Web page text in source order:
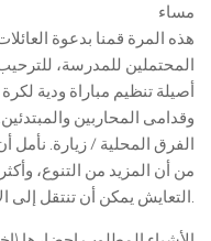
مساء
هذه المرة قمنا بدعوة
المحتملين للمدرسة،
أصيلة تنظيم مباراة ودية
وقدامى المحاربين
الفرق المحلية / زيارة. نأمل
من أن المزيد من التنوع،
التعايش يمكن أن تنتقل إلى الأطفال.